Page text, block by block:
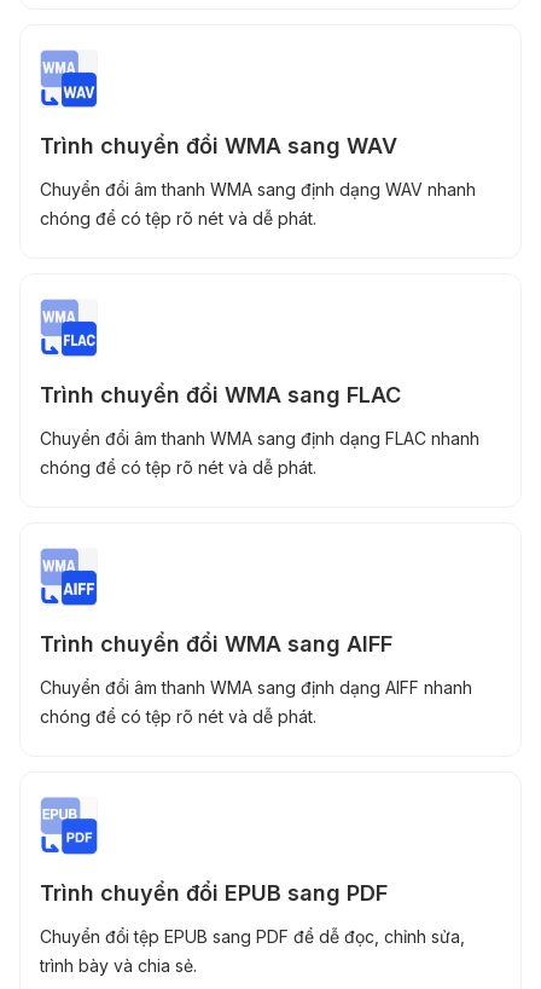
Trình chuyển đổi WMA sang WAV
Chuyển đổi âm thanh WMA sang định dạng WAV nhanh
chóng để có tệp rõ nét và dễ phát.
Trình chuyển đổi WMA sang FLAC
Chuyển đổi âm thanh WMA sang định dạng FLAC nhanh
chóng để có tệp rõ nét và dễ phát.
Trình chuyển đổi WMA sang AIFF
Chuyển đổi âm thanh WMA sang định dạng AIFF nhanh
chóng để có tệp rõ nét và dễ phát.
Trình chuyển đổi EPUB sang PDF
Chuyển đổi tệp EPUB sang PDF để dễ đọc, chỉnh sửa,
trình bày và chia sẻ.